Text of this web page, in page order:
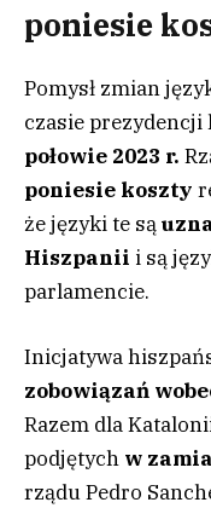
poniesie
Pomysł zmian
czasie prezydencji
połowie 2023 r.
poniesie koszty
że języki te są
Hiszpanii i są
parlamencie.
Inicjatywa
zobowiązań
Razem dla
podjętych w
rządu Pedro